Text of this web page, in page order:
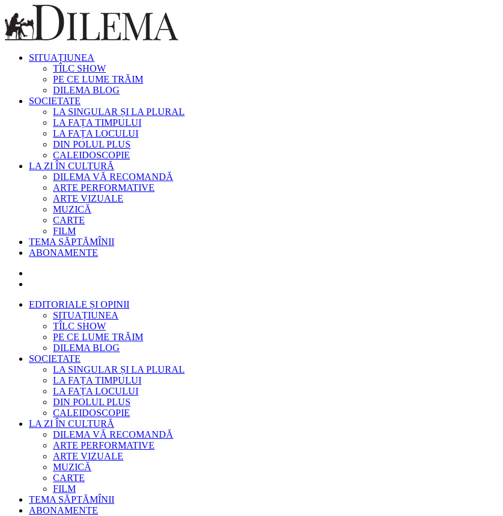
SITUAȚIUNEA
TÎLC SHOW
PE CE LUME TRĂIM
DILEMA BLOG
SOCIETATE
LA SINGULAR ȘI LA PLURAL
LA FAȚA TIMPULUI
LA FAȚA LOCULUI
DIN POLUL PLUS
CALEIDOSCOPIE
LA ZI ÎN CULTURĂ
DILEMA VĂ RECOMANDĂ
ARTE PERFORMATIVE
ARTE VIZUALE
MUZICĂ
CARTE
FILM
TEMA SĂPTĂMÎNII
ABONAMENTE
EDITORIALE ȘI OPINII
SITUAȚIUNEA
TÎLC SHOW
PE CE LUME TRĂIM
DILEMA BLOG
SOCIETATE
LA SINGULAR ȘI LA PLURAL
LA FAȚA TIMPULUI
LA FAȚA LOCULUI
DIN POLUL PLUS
CALEIDOSCOPIE
LA ZI ÎN CULTURĂ
DILEMA VĂ RECOMANDĂ
ARTE PERFORMATIVE
ARTE VIZUALE
MUZICĂ
CARTE
FILM
TEMA SĂPTĂMÎNII
ABONAMENTE